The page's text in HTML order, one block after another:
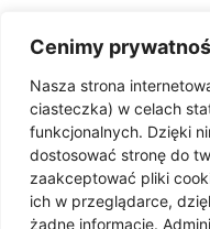
Cenimy
Nasza strona
ciasteczka) w celach
funkcjonalnych. Dzięki
dostosować stronę do
zaakceptować pliki
ich w przeglądarce,
żadne informacje.
Zespół
12/08/